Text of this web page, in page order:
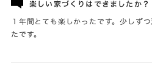
楽しい家づくりはできましたか？
１年間とても楽しかったです。少しず
たです。